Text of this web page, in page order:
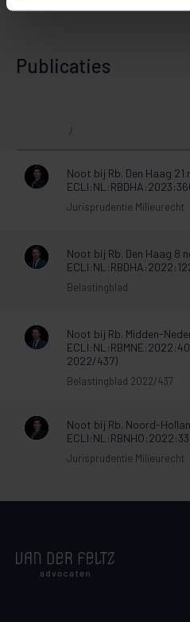
Publicaties
/
Noot bij Rb. Den Haag
Jurisprudentie Milieurecht
Noot bij Rb. Den Haag 8
Belastingblad
Noot bij Rb. Midden-
2022/437)
Belastingblad 2022/437
Noot bij Rb. Noord-
Jurisprudentie Milieurecht